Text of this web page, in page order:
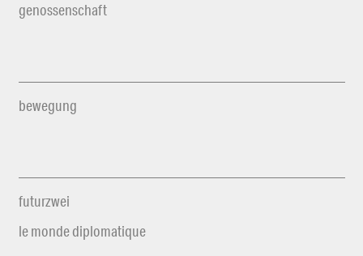
genossenschaft
bewegung
futurzwei
le monde diplomatique